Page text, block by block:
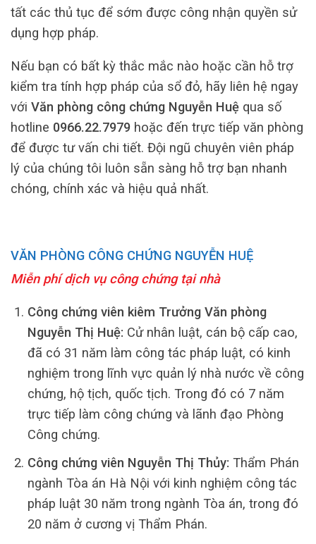
tất các thủ tục để sớm được công nhận quyền sử
dụng hợp pháp.
Nếu bạn có bất kỳ thắc mắc nào hoặc cần hỗ trợ
kiểm tra tính hợp pháp của sổ đỏ, hãy liên hệ ngay
với Văn phòng công chứng Nguyễn Huệ qua số
hotline 0966.22.7979 hoặc đến trực tiếp văn phòng
để được tư vấn chi tiết. Đội ngũ chuyên viên pháp
lý của chúng tôi luôn sẵn sàng hỗ trợ bạn nhanh
chóng, chính xác và hiệu quả nhất.
VĂN PHÒNG CÔNG CHỨNG NGUYỄN HUỆ
Miễn phí dịch vụ công chứng tại nhà
Công chứng viên kiêm Trưởng Văn phòng
Nguyễn Thị Huệ: Cử nhân luật, cán bộ cấp cao,
đã có 31 năm làm công tác pháp luật, có kinh
nghiệm trong lĩnh vực quản lý nhà nước về công
chứng, hộ tịch, quốc tịch. Trong đó có 7 năm
trực tiếp làm công chứng và lãnh đạo Phòng
Công chứng.
Công chứng viên Nguyễn Thị Thủy: Thẩm Phán
ngành Tòa án Hà Nội với kinh nghiệm công tác
pháp luật 30 năm trong ngành Tòa án, trong đó
20 năm ở cương vị Thẩm Phán.